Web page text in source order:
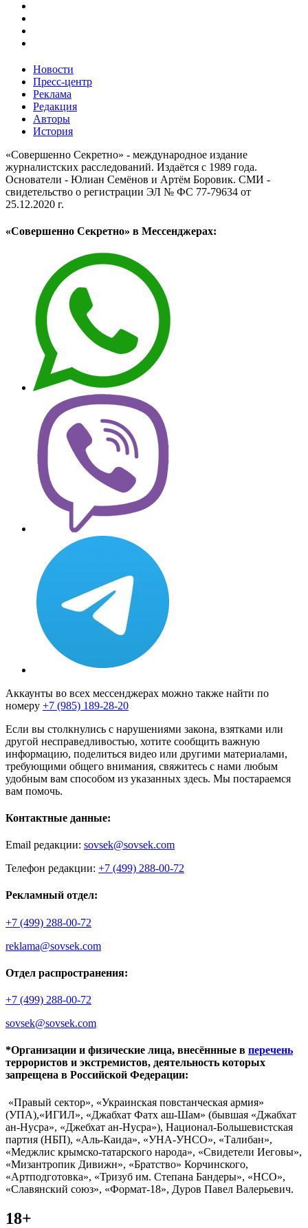
Новости
Пресс-центр
Реклама
Редакция
Авторы
История
«Совершенно Секретно» - международное издание
журналистских расследований. Издаётся с 1989 года.
Основатели - Юлиан Семёнов и Артём Боровик. CМИ -
свидетельство о регистрации ЭЛ № ФС 77-79634 от
25.12.2020 г.
«Совершенно Секретно» в Мессенджерах:
Аккаунты во всех мессенджерах можно также найти по
номеру +7 (985) 189-28-20
Если вы столкнулись с нарушениями закона, взятками или
другой несправедливостью, хотите сообщить важную
информацию, поделиться видео или другими материалами,
требующими общего внимания, свяжитесь с нами любым
удобным вам способом из указанных здесь. Мы постараемся
вам помочь.
Контактные данные:
Email редакции: sovsek@sovsek.com
Телефон редакции: +7 (499) 288-00-72
Рекламный отдел:
+7 (499) 288-00-72
reklama@sovsek.com
Отдел распространения:
+7 (499) 288-00-72
sovsek@sovsek.com
*Организации и физические лица, внесённные в перечень
террористов и экстремистов, деятельность которых
запрещена в Российской Федерации:
«Правый сектор», «Украинская повстанческая армия»
(УПА),«ИГИЛ», «Джабхат Фатх аш-Шам» (бывшая «Джабхат
ан-Нусра», «Джебхат ан-Нусра»), Национал-Большевистская
партия (НБП), «Аль-Каида», «УНА-УНСО», «Талибан»,
«Меджлис крымско-татарского народа», «Свидетели Иеговы»,
«Мизантропик Дивижн», «Братство» Корчинского,
«Артподготовка», «Тризуб им. Степана Бандеры», «НСО»,
«Славянский союз», «Формат-18», Дуров Павел Валерьевич.
18+